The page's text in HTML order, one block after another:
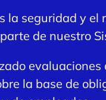
la seguridad y el
de nuestro
la base de